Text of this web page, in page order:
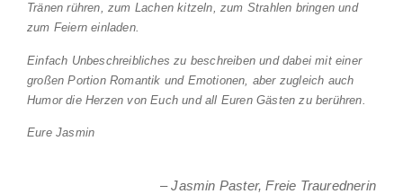
Tränen rühren, zum Lachen kitzeln, zum Strahlen bringen und
zum Feiern einladen.
Einfach Unbeschreibliches zu beschreiben und dabei mit einer
großen Portion Romantik und Emotionen, aber zugleich auch
Humor die Herzen von Euch und all Euren Gästen zu berühren.
Eure Jasmin
– Jasmin Paster, Freie Traurednerin